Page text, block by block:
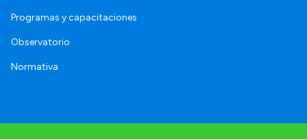
Programas y capacitaciones
Observatorio
Normativa